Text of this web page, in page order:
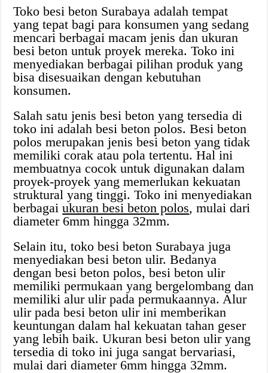
Toko besi beton Surabaya adalah tempat
yang tepat bagi para konsumen yang sedang
mencari berbagai macam jenis dan ukuran
besi beton untuk proyek mereka. Toko ini
menyediakan berbagai pilihan produk yang
bisa disesuaikan dengan kebutuhan
konsumen.
Salah satu jenis besi beton yang tersedia di
toko ini adalah besi beton polos. Besi beton
polos merupakan jenis besi beton yang tidak
memiliki corak atau pola tertentu. Hal ini
membuatnya cocok untuk digunakan dalam
proyek-proyek yang memerlukan kekuatan
struktural yang tinggi. Toko ini menyediakan
berbagaiukuran besi beton polos, mulai dari
diameter 6mm hingga 32mm.
Selain itu, toko besi beton Surabaya juga
menyediakan besi beton ulir. Bedanya
dengan besi beton polos, besi beton ulir
memiliki permukaan yang bergelombang dan
memiliki alur ulir pada permukaannya. Alur
ulir pada besi beton ulir ini memberikan
keuntungan dalam hal kekuatan tahan geser
yang lebih baik. Ukuran besi beton ulir yang
tersedia di toko ini juga sangat bervariasi,
mulai dari diameter 6mm hingga 32mm.